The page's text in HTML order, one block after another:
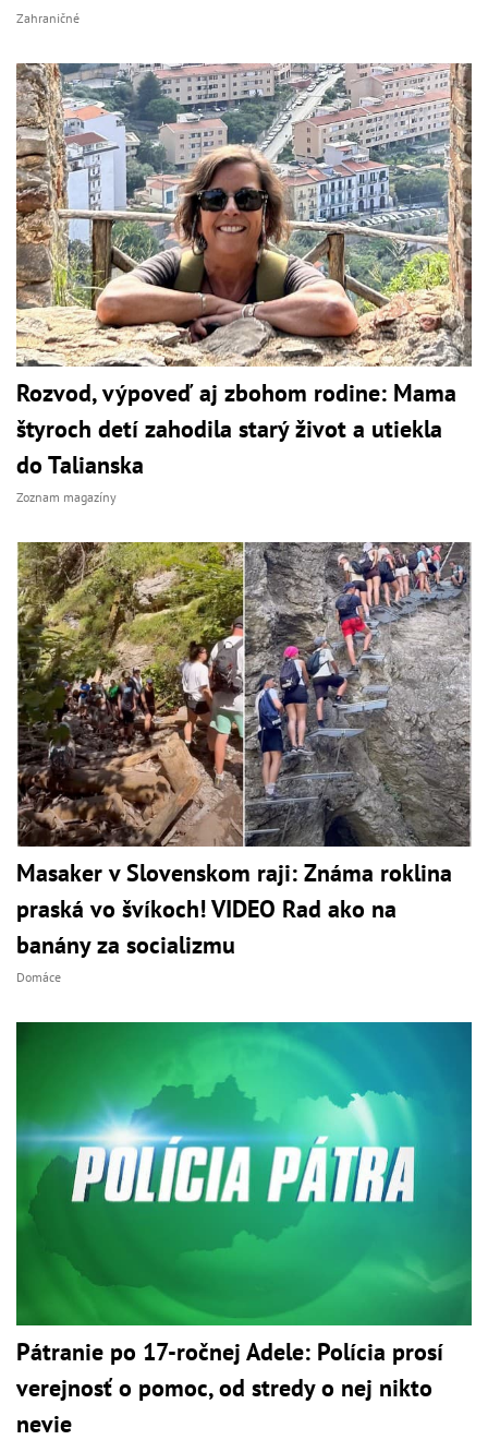
Zahraničné
Rozvod, výpoveď aj zbohom rodine: Mama
štyroch detí zahodila starý život a utiekla
do Talianska
Zoznam magazíny
Masaker v Slovenskom raji: Známa roklina
praská vo švíkoch! VIDEO Rad ako na
banány za socializmu
Domáce
Pátranie po 17-ročnej Adele: Polícia prosí
verejnosť o pomoc, od stredy o nej nikto
nevie